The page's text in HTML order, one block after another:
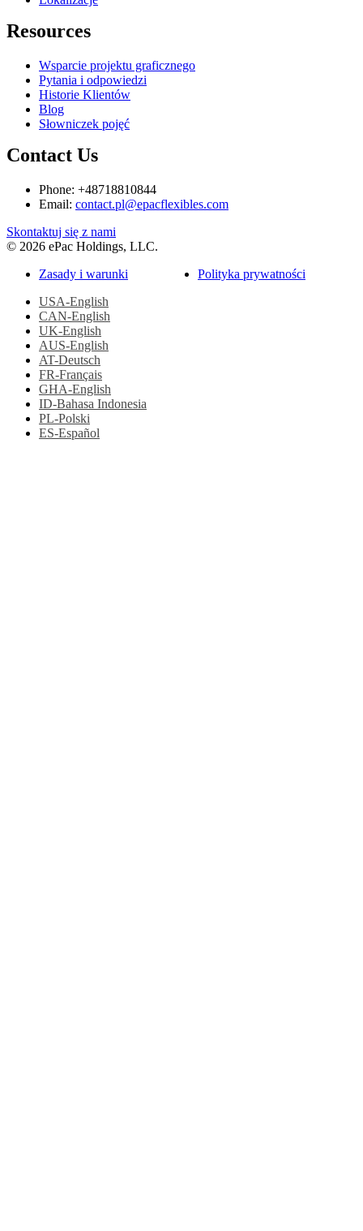
Resources
Wsparcie projektu graficznego
Pytania i odpowiedzi
Historie Klientów
Blog
Słowniczek pojęć
Contact Us
Phone: +48718810844
Email: contact.pl@epacflexibles.com
facebook
youtube
linkedin
instagram
Skontaktuj się z nami
© 2026 ePac Holdings, LLC.
Zasady i warunki
Polityka prywatności
USA-English
CAN-English
UK-English
AUS-English
AT-Deutsch
FR-Français
GHA-English
ID-Bahasa Indonesia
PL-Polski
ES-Español